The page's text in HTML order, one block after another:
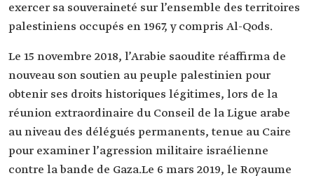
exercer sa souveraineté sur l’ensemble des territoires
palestiniens occupés en 1967, y compris Al-Qods.
Le 15 novembre 2018, l’Arabie saoudite réaffirma de
nouveau son soutien au peuple palestinien pour
obtenir ses droits historiques légitimes, lors de la
réunion extraordinaire du Conseil de la Ligue arabe
au niveau des délégués permanents, tenue au Caire
pour examiner l’agression militaire israélienne
contre la bande de Gaza.Le 6 mars 2019, le Royaume